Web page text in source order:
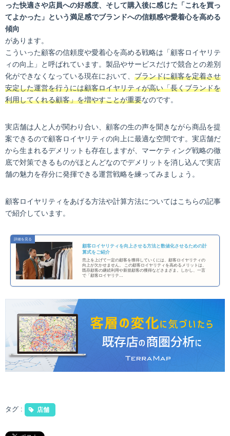
った快適さや店員への好感度、そして購入後に感じた「これを買っ
てよかった」という満足感でブランドへの信頼感や愛着心を高める
傾向
があります。
こういった顧客の信頼度や愛着心を高める戦略は「顧客ロイヤリテ
ィの向上」と呼ばれています。製品やサービスだけで競合との差別
化ができなくなっている現在において、 ブランドに顧客を定着させ
安定した運営を行うには顧客ロイヤリティが高い「長くブランドを
利用してくれる顧客」を増やすことが重要なのです。
実店舗は人と人が関わり合い、顧客の生の声を聞きながら商品を提
案できるので顧客ロイヤリティの向上に最適な空間です。実店舗だ
から生まれるデメリットも存在しますが、マーケティング戦略の徹
底で対策できるものがほとんどなのでデメリットを消し込んで実店
舗の魅力を存分に発揮できる運営戦略を練ってみましょう。
顧客ロイヤリティをあげる方法や計算方法についてはこちらの記事
で紹介しています。
顧客ロイヤリティを向上させる方法と数値化させるための計
算式をご紹介
売上を上げて一定の顧客を獲得していくには、顧客ロイヤリティの
向上が欠かせません。 この顧客ロイヤリティを高めるメリットは、
既存顧客の継続利用や新規顧客の獲得などさまざま。しかし、一言
で「顧客ロイヤリテ…
タグ : 店舗